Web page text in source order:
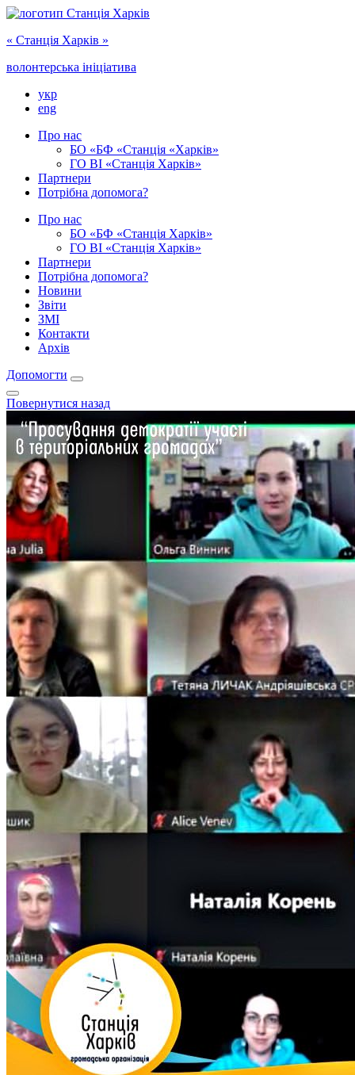
« Cтанція Харків »
волонтерська ініціатива
укр
eng
Про нас
БО «БФ «Станція «Харків»
ГО ‎ВІ «‎Станція Харків»
Партнери
Потрібна допомога?
Про нас
БО ‎«БФ «Станція Харків»
ГО ВІ «Станція Харків»
Партнери
Потрібна допомога?
Новини
Звіти
ЗМІ
Контакти
Архів
Допомогти
Повернутися назад